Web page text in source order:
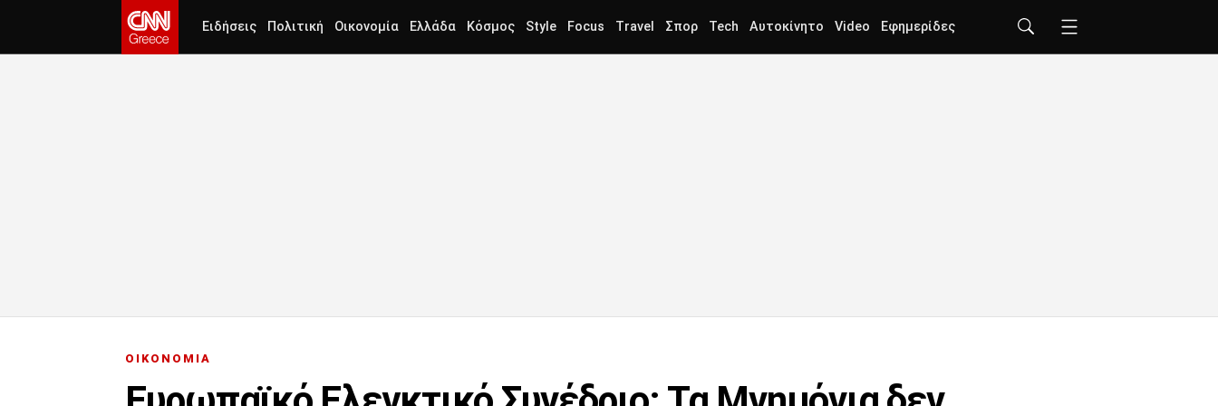
Ειδήσεις Πολιτική Οικονομία Ελλάδα Κόσμος Style Focus Travel Σπορ Tech Αυτοκίνητο Video Εφημερίδες
ΟΙΚΟΝΟΜΙΑ